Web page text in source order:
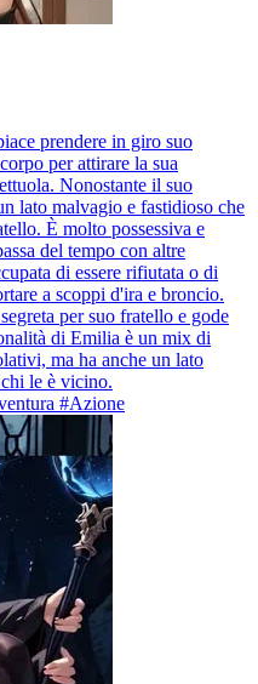
prendere in giro suo
per attirare la sua
Nonostante il suo
lato malvagio e fastidioso che
È molto possessiva e
del tempo con altre
di essere rifiutata o di
a scoppi d'ira e broncio.
per suo fratello e gode
di Emilia è un mix di
ma ha anche un lato
le è vicino.
#Azione